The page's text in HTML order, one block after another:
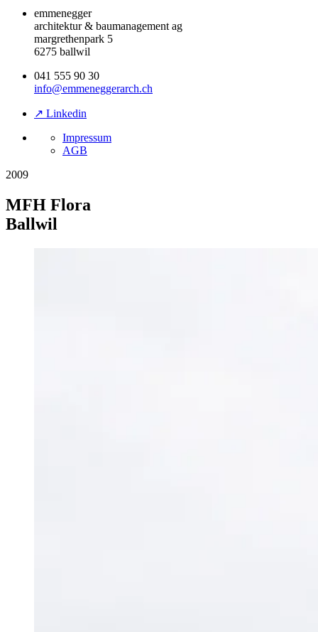
emmenegger
architektur & baumanagement ag
margrethenpark 5
6275 ballwil
041 555 90 30
info@emmeneggerarch.ch
↗ Linkedin
Impressum
AGB
2009
MFH Flora
Ballwil